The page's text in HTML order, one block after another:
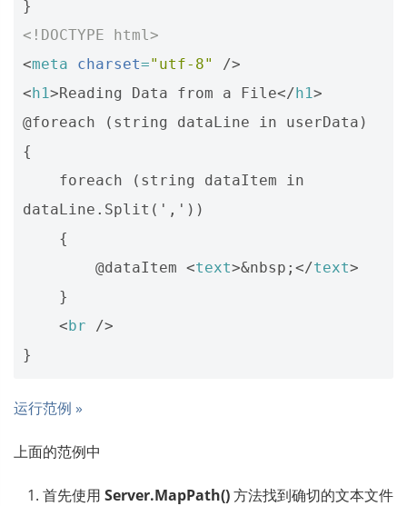
<!DOCTYPE html>
<meta charset="utf-8"
/>
<h1>Reading Data from a File</h1>
@foreach (string dataLine in userData)
{
dataLine.Split(','))
        @dataItem
<text>&nbsp; </text>
<br
/>
运行范例 »
上面的范例中
首先使用 Server.MapPath()方法找到确切的文本文件